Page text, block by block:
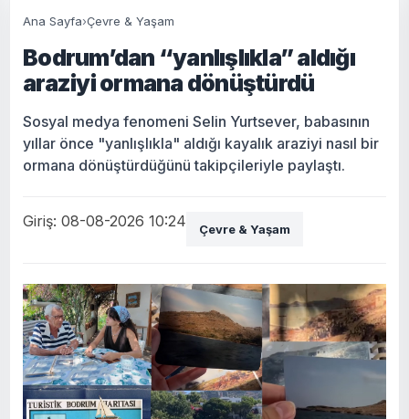
Ana Sayfa›Çevre & Yaşam
Bodrum’dan “yanlışlıkla” aldığı
araziyi ormana dönüştürdü
Sosyal medya fenomeni Selin Yurtsever, babasının
yıllar önce "yanlışlıkla" aldığı kayalık araziyi nasıl bir
ormana dönüştürdüğünü takipçileriyle paylaştı.
Giriş: 08-08-2026 10:24 Çevre & Yaşam